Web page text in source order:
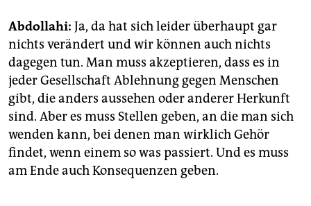
Abdollahi: Ja, da hat sich leider überhaupt gar
nichts verändert und wir können auch nichts
dagegen tun. Man muss akzeptieren, dass es in
jeder Gesellschaft Ablehnung gegen Menschen
gibt, die anders aussehen oder anderer Herkunft
sind. Aber es muss Stellen geben, an die man sich
wenden kann, bei denen man wirklich Gehör
findet, wenn einem so was passiert. Und es muss
am Ende auch Konsequenzen geben.